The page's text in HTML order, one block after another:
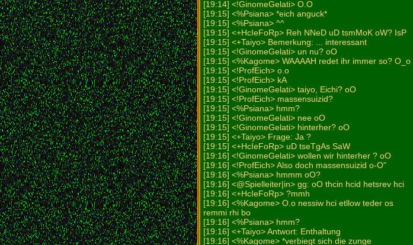
[19:14] <!GinomeGelati> O.O
[19:15] <%Psiana> *eich anguck*
[19:15] <%Psiana> ^^
[19:15] <+HcIeFoRp> Reh NNeD uD tsmMoK oW? IsP
[19:15] <+Taiyo> Bemerkung: ... interessant
[19:15] <!GinomeGelati> un nu? oO
[19:15] <%Kagome> WAAAAH redet ihr immer so? O_o
[19:15] <!ProfEich> o.o
[19:15] <!ProfEich> kA
[19:15] <!GinomeGelati> taiyo, Eichi? oO
[19:15] <!ProfEich> massensuizid?
[19:15] <%Psiana> hmm?
[19:15] <!GinomeGelati> nee oO
[19:15] <!GinomeGelati> hinterher? oO
[19:15] <+Taiyo> Frage: Ja ?
[19:15] <+HcIeFoRp> uD tseTgAs SaW
[19:16] <!GinomeGelati> wollen wir hinterher ? oO
[19:16] <!ProfEich> Also doch massensuizid o-O"
[19:16] <%Psiana> hmmm oO?
[19:16] <@Spielleiter|in> gg: oO thcin hcid hetsrev hci
[19:16] <+HcIeFoRp> ?mmh
[19:16] <%Kagome> O.o nessiw hci etllow teder os
remmi rhi bo
[19:16] <%Psiana> hmm?
[19:16] <+Taiyo> Antwort: Enthaltung
[19:16] <%Kagome> *verbiegt sich die zunge